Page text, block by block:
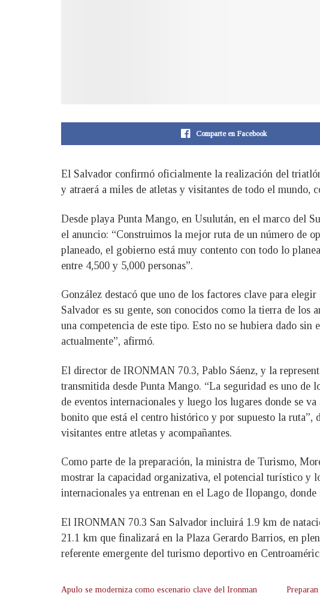
Comparte en Facebook
El Salvador confirmó oficialmente la realización del
y atraerá a miles de atletas y visitantes de todo el mundo,
Desde playa Punta Mango, en Usulután, en el marco del
el anuncio: “Construimos la mejor ruta de un número de
planeado, el gobierno está muy contento con todo lo
entre 4,500 y 5,000 personas”.
González destacó que uno de los factores clave para
Salvador es su gente, son conocidos como la tierra de
una competencia de este tipo. Esto no se hubiera dado
actualmente”, afirmó.
El director de IRONMAN 70.3, Pablo Sáenz, y la
transmitida desde Punta Mango. “La seguridad es uno
de eventos internacionales y luego los lugares donde se
bonito que está el centro histórico y por supuesto la ruta”,
visitantes entre atletas y acompañantes.
Como parte de la preparación, la ministra de Turismo,
mostrar la capacidad organizativa, el potencial turístico y
internacionales ya entrenan en el Lago de Ilopango, donde
El IRONMAN 70.3 San Salvador incluirá 1.9 km de
21.1 km que finalizará en la Plaza Gerardo Barrios, en
referente emergente del turismo deportivo en
Apulo se moderniza como escenario clave del Ironman